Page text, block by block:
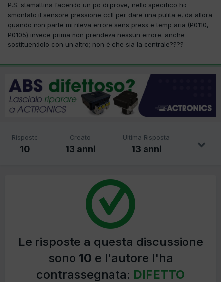
P.S. stamattina facendo un po di prove, nello specifico ho
smontato il sensore pressione coll per dare una pulita e, da allora
quando non parte mi rileva errore sens press e temp aria (P0110,
P0105) invece prima non prendeva nessun errore. anche
sostituendolo con un'altro; non è che sia la centrale????
Risposte
10
Creato
13 anni
Ultima Risposta
13 anni
Le risposte a questa discussione
sono 10 e l'autore l'ha
contrassegnata: DIFETTO